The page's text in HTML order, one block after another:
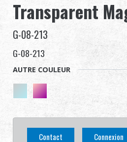
Competitions & Event
Support
Se connecter
繁體中文
Français
Transparent
G-08-213
G-08-213
AUTRE COULEUR
Contact Connexion